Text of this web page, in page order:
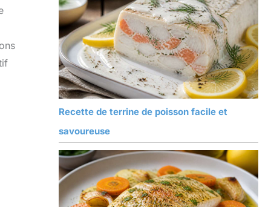
Recette de terrine de poisson facile et
savoureuse